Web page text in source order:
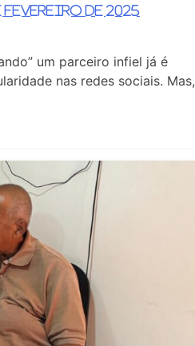
fevereiro de 2025
um parceiro infiel já é
nas redes sociais. Mas,